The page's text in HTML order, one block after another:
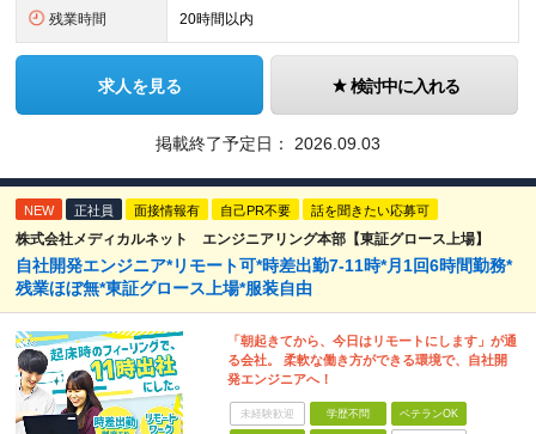
残業時間 20時間以内
求人を見る 検討中に入れる
掲載終了予定日： 2026.09.03
NEW 正社員 面接情報有 自己PR不要 話を聞きたい応募可
株式会社メディカルネット エンジニアリング本部【東証グロース上場】
自社開発エンジニア*リモート可*時差出勤7-11時*月1回6時間勤務*
残業ほぼ無*東証グロース上場*服装自由
「朝起きてから、今日はリモートにします」が通
る会社。 柔軟な働き方ができる環境で、自社開
発エンジニアへ！
未経験歓迎 学歴不問 ベテランOK